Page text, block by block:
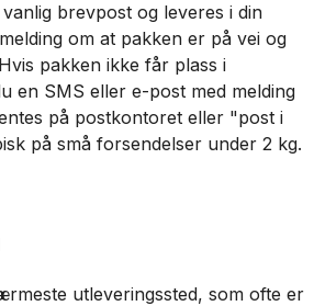
brevpost og leveres i din
om at pakken er på vei og
pakken ikke får plass i
en SMS eller e-post med melding
på postkontoret eller "post i
på små forsendelser under 2 kg.
utleveringssted, som ofte er